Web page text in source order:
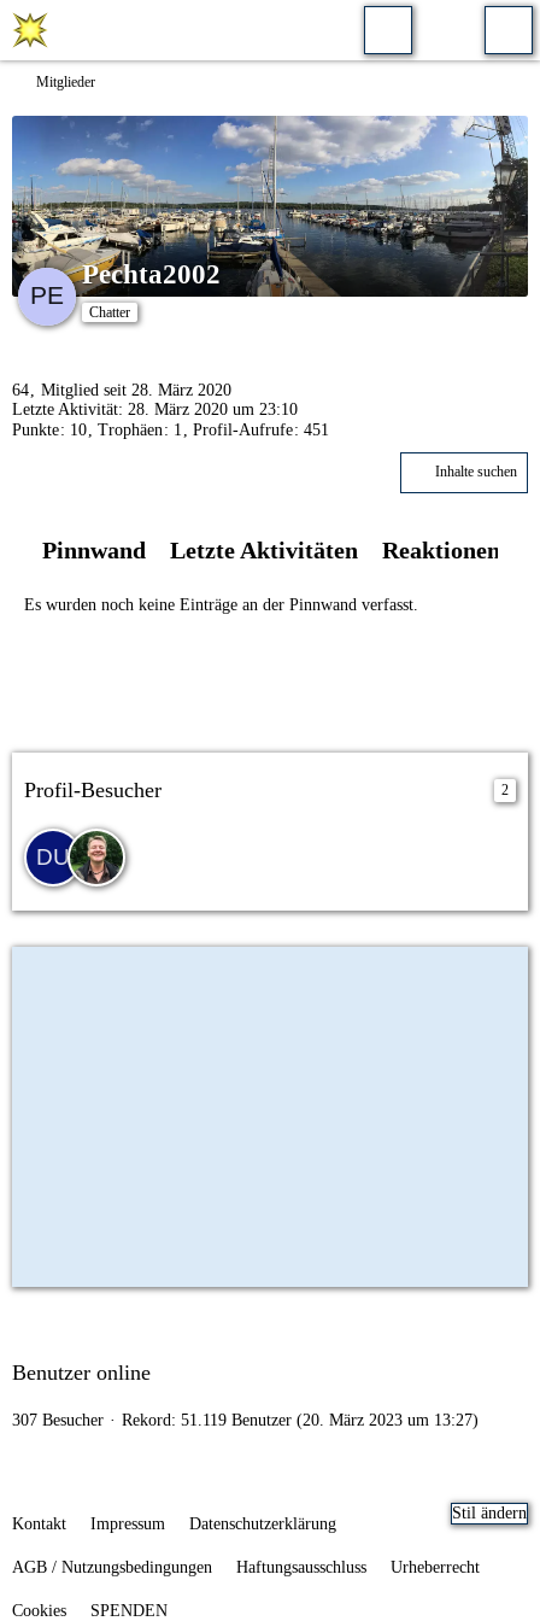
Mitglieder
Pechta2002
Chatter
64
Mitglied seit 28. März 2020
Letzte Aktivität: 28. März 2020 um 23:10
Punkte
10 Trophäen 1 Profil-Aufrufe 451
Inhalte suchen
Pinnwand Letzte Aktivitäten Reaktionen
Es wurden noch keine Einträge an der Pinnwand verfasst.
Profil-Besucher 2
Benutzer online
307 Besucher Rekord: 51.119 Benutzer (20. März 2023 um 13:27)
Stil ändern
Kontakt Impressum Datenschutzerklärung
AGB / Nutzungsbedingungen Haftungsausschluss Urheberrecht
Cookies SPENDEN